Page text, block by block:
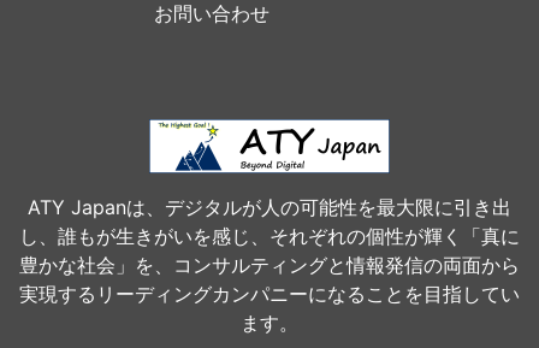
お問い合わせ
ATY Japanは、デジタルが人の可能性を最大限に引き出
し、誰もが生きがいを感じ、それぞれの個性が輝く「真に
豊かな社会」を、コンサルティングと情報発信の両面から
実現するリーディングカンパニーになることを目指してい
ます。